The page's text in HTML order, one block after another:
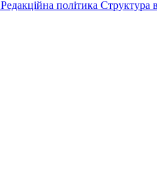
Редакційна політика Структура